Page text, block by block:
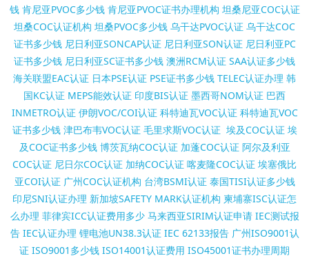
钱 肯尼亚PVOC多少钱 肯尼亚PVOC证书办理机构 坦桑尼亚COC认证
坦桑COC认证机构 坦桑PVOC多少钱 乌干达PVOC认证 乌干达COC
证书多少钱 尼日利亚SONCAP认证 尼日利亚SON认证 尼日利亚PC
证书多少钱 尼日利亚SC证书多少钱 澳洲RCM认证 SAA认证多少钱
海关联盟EAC认证 日本PSE认证 PSE证书多少钱 TELEC认证办理 韩
国KC认证 MEPS能效认证 印度BIS认证 墨西哥NOM认证 巴西
INMETRO认证 伊朗VOC/COI认证 科特迪瓦VOC认证 科特迪瓦VOC
证书多少钱 津巴布韦VOC认证 毛里求斯VOC认证 埃及COC认证 埃
及COC证书多少钱 博茨瓦纳COC认证 加蓬COC认证 阿尔及利亚
COC认证 尼日尔COC认证 加纳COC认证 喀麦隆COC认证 埃塞俄比
亚COI认证 广州COC认证机构 台湾BSMI认证 泰国TISI认证多少钱
印尼SNI认证办理 新加坡SAFETY MARK认证机构 柬埔寨ISC认证怎
么办理 菲律宾ICC认证费用多少 马来西亚SIRIM认证申请 IEC测试报
告 IEC认证办理 锂电池UN38.3认证 IEC 62133报告 广州ISO9001认
证 ISO9001多少钱 ISO14001认证费用 ISO45001证书办理周期